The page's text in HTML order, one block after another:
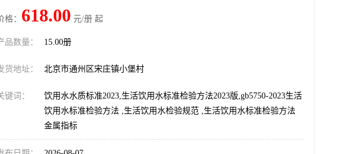
格： 618.00 元/册 起
品数量： 15.00册
货地址： 北京市通州区宋庄镇小堡村
键词：
饮用水水质标准2023,生活饮用水标准检验方法2023版,gb5750-2023生活
饮用水标准检验方法 ,生活饮用水检验规范 ,生活饮用水标准检验方法
金属指标